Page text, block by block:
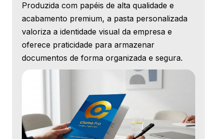
Produzida com papéis de alta qualidade e
acabamento premium, a pasta personalizada
valoriza a identidade visual da empresa e
oferece praticidade para armazenar
documentos de forma organizada e segura.